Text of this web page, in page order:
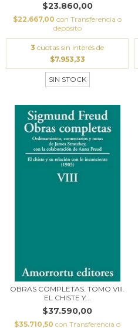
$23.860,00
$22.667,00 con Transferencia o
depósito
3 cuotas sin interés de
$7.953,33
SIN STOCK
OBRAS COMPLETAS. TOMO VIII.
EL CHISTE Y...
$37.590,00
$35.710,50 con Transferencia o